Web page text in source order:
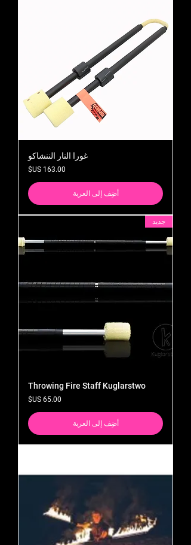
غورا النار الننشاكو
السعر
أضِف إلى العربة
جديد
Throwing Fire Staff Kuglarstwo
السعر
أضِف إلى العربة